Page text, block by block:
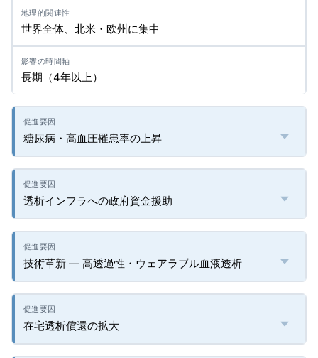
世界全体、北米・欧州に集中
長期（4年以上）
糖尿病・高血圧罹患率の上昇
透析インフラへの政府資金援助
技術革新 ― 高透過性・ウェアラブル血液透析
在宅透析償還の拡大